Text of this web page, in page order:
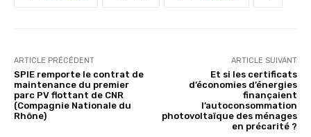
ARTICLE PRÉCÉDENT
SPIE remporte le contrat de
maintenance du premier
parc PV flottant de CNR
(Compagnie Nationale du
Rhône)
ARTICLE SUIVANT
Et si les certificats
d’économies d’énergies
finançaient
l’autoconsommation
photovoltaïque des ménages
en précarité ?